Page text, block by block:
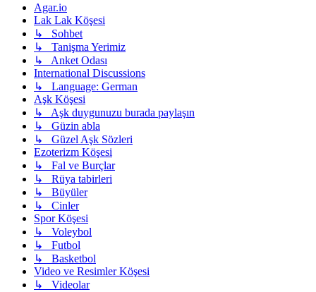
Agar.io
Lak Lak Köşesi
↳ Sohbet
↳ Tanişma Yerimiz
↳ Anket Odası
International Discussions
↳ Language: German
Aşk Köşesi
↳ Aşk duygunuzu burada paylaşın
↳ Güzin abla
↳ Güzel Aşk Sözleri
Ezoterizm Köşesi
↳ Fal ve Burçlar
↳ Rüya tabirleri
↳ Büyüler
↳ Cinler
Spor Köşesi
↳ Voleybol
↳ Futbol
↳ Basketbol
Video ve Resimler Köşesi
↳ Videolar